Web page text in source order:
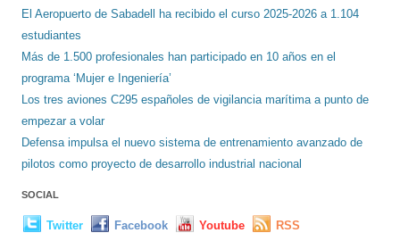
El Aeropuerto de Sabadell ha recibido el curso 2025-2026 a 1.104
estudiantes
Más de 1.500 profesionales han participado en 10 años en el
programa ‘Mujer e Ingeniería’
Los tres aviones C295 españoles de vigilancia marítima a punto de
empezar a volar
Defensa impulsa el nuevo sistema de entrenamiento avanzado de
pilotos como proyecto de desarrollo industrial nacional
SOCIAL
Twitter Facebook Youtube RSS